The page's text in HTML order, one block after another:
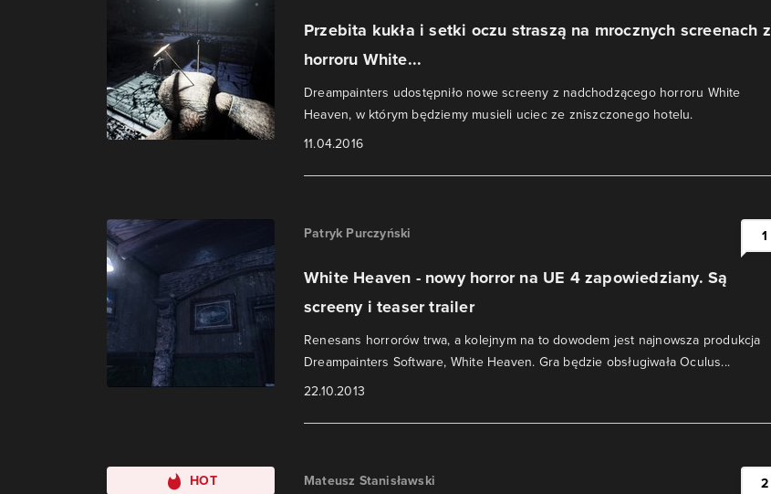
Przebita kukła i setki oczu straszą na mrocznych screenach z
horroru White...
Dreampainters udostępniło nowe screeny z nadchodzącego horroru White
Heaven, w którym będziemy musieli uciec ze zniszczonego hotelu.
11.04.2016
Patryk Purczyński
White Heaven - nowy horror na UE 4 zapowiedziany. Są
screeny i teaser trailer
Renesans horrorów trwa, a kolejnym na to dowodem jest najnowsza produkcja
Dreampainters Software, White Heaven. Gra będzie obsługiwała Oculus...
22.10.2013
1
HOT Mateusz Stanisławski 2